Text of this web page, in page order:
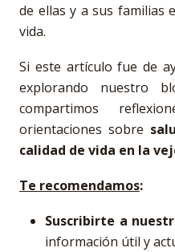
de ellas y a sus familias
vida.
Si este artículo fue de
explorando nuestro
compartimos
orientaciones sobre
calidad de vida en la
Te recomendamos:
Suscribirte a
información útil y